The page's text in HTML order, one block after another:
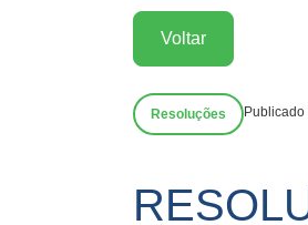
Voltar
Resoluções